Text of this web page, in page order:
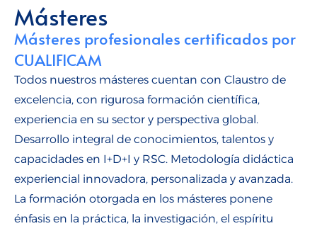
FP Superior
Grados
Especializaciones
Doctorado
Talento para empresas
CMI Journal
Másteres
Másteres profesionales certificados por
CUALIFICAM
Todos nuestros másteres cuentan con Claustro de
excelencia, con rigurosa formación científica,
experiencia en su sector y perspectiva global.
Desarrollo integral de conocimientos, talentos y
capacidades en I+D+I y RSC. Metodología didáctica
experiencial innovadora, personalizada y avanzada.
La formación otorgada en los másteres ponene
énfasis en la práctica, la investigación, el espíritu